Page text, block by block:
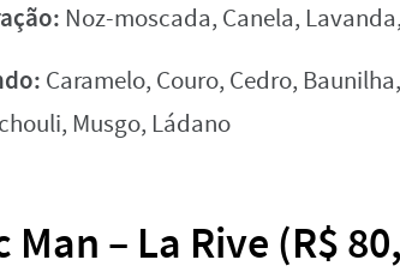
Noz-moscada, Canela,
Caramelo, Couro, Cedro,
Musgo, Ládano
Man – La Rive (R$